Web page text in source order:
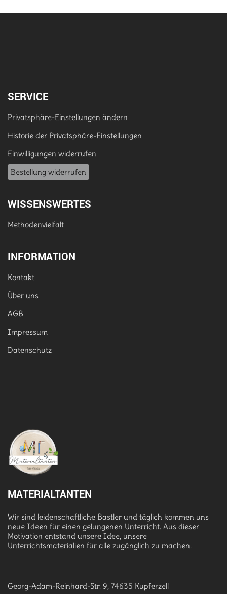
SERVICE
Privatsphäre-Einstellungen ändern
Historie der Privatsphäre-Einstellungen
Einwilligungen widerrufen
Bestellung widerrufen
WISSENSWERTES
Methodenvielfalt
INFORMATION
Kontakt
Über uns
AGB
Impressum
Datenschutz
MATERIALTANTEN
Wir sind leidenschaftliche Bastler und täglich kommen uns
neue Ideen für einen gelungenen Unterricht. Aus dieser
Motivation entstand unsere Idee, unsere
Unterrichtsmaterialien für alle zugänglich zu machen.
Georg-Adam-Reinhard-Str. 9, 74635 Kupferzell